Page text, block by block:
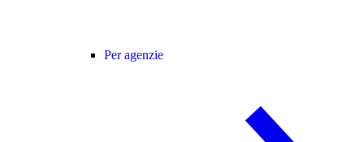
Per agenzie